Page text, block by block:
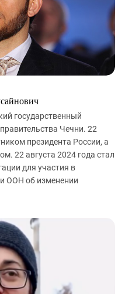
государственный
Чечни. 22
президента России, а
22 августа 2024 года стал
для участия в
ООН об изменении